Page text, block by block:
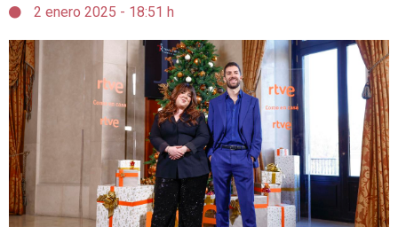
2 enero 2025 - 18:51 h